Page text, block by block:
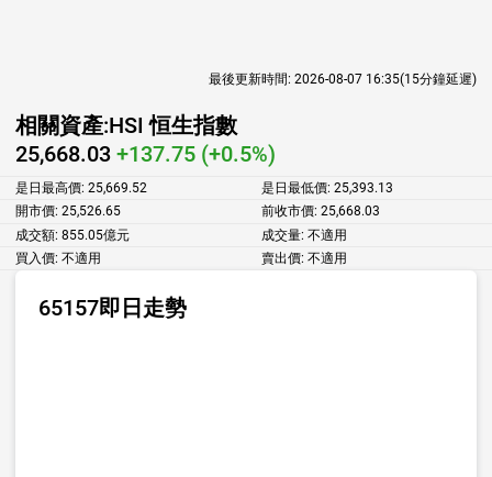
最後更新時間: 2026-08-07 16:35(15分鐘延遲)
相關資產:HSI 恒生指數
25,668.03 +137.75 (+0.5%)
是日最高價: 25,669.52 是日最低價: 25,393.13
開市價: 25,526.65 前收市價: 25,668.03
成交額: 855.05億元 成交量: 不適用
買入價: 不適用 賣出價: 不適用
65157即日走勢